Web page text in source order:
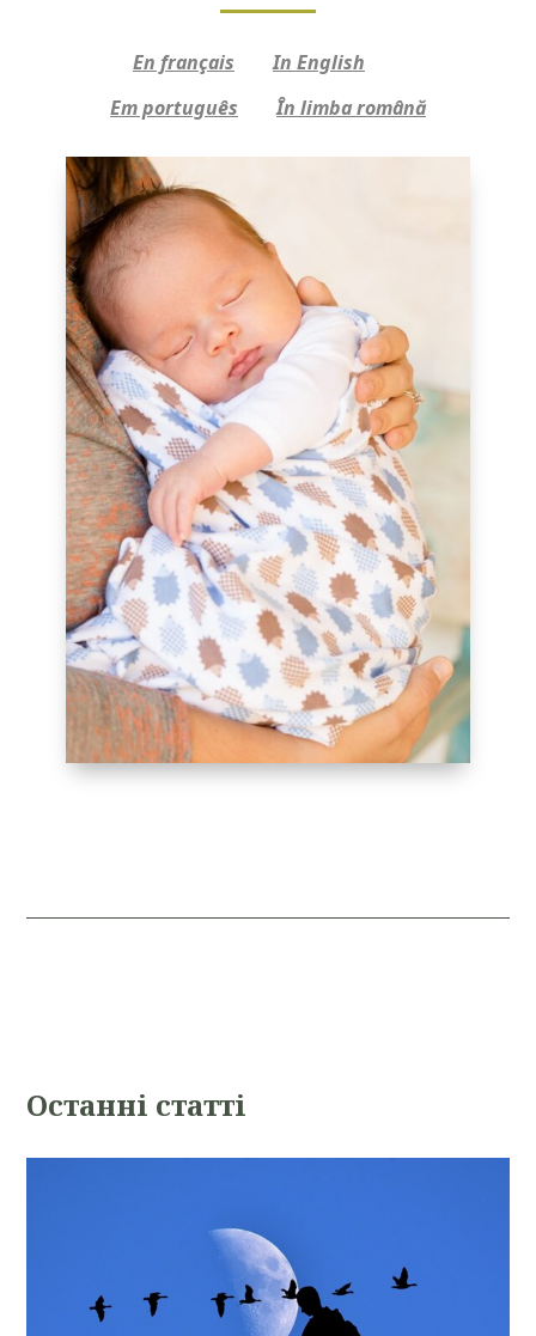
En français
In English
Em português
În limba română
Oстанні статті